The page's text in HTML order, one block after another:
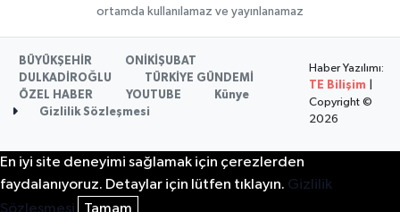
ortamda kullanılamaz ve yayınlanamaz
BÜYÜKŞEHİR
ONİKİŞUBAT
DULKADİROĞLU
TÜRKİYE GÜNDEMİ
ÖZEL HABER
YOUTUBE
Künye
Gizlilik Sözleşmesi
Haber Yazılımı:
TE Bilişim
Copyright ©
2026
En iyi site deneyimi sağlamak için çerezlerden
faydalanıyoruz. Detaylar için lütfen tıklayın. Gizlilik
Sözleşmesi
Tamam